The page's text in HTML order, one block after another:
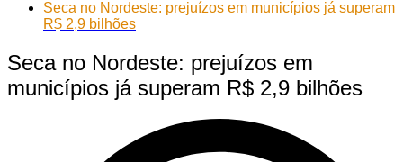
Seca no Nordeste: prejuízos em municípios já superam
R$ 2,9 bilhões
Seca no Nordeste: prejuízos em
municípios já superam R$ 2,9 bilhões